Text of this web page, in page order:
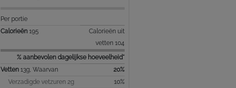
Per portie
Calorieën 195
Calorieën uit
vetten 104
% aanbevolen dagelijkse hoeveelheid*
Vetten 13g, Waarvan
20%
Verzadigde vetzuren 2g
10%